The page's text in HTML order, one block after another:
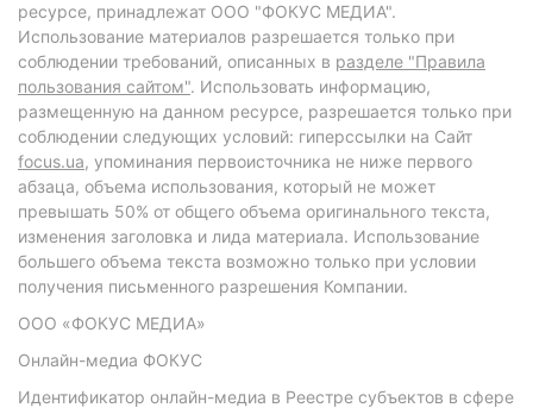
ресурсе, принадлежат ООО "ФОКУС МЕДИА".
Использование материалов разрешается только при
соблюдении требований, описанных в разделе "Правила
пользования сайтом". Использовать информацию,
размещенную на данном ресурсе, разрешается только при
соблюдении следующих условий: гиперссылки на Сайт
focus.ua, упоминания первоисточника не ниже первого
абзаца, объема использования, который не может
превышать 50% от общего объема оригинального текста,
изменения заголовка и лида материала. Использование
большего объема текста возможно только при условии
получения письменного разрешения Компании.
ООО «ФОКУС МЕДИА»
Онлайн-медиа ФОКУС
Идентификатор онлайн-медиа в Реестре субъектов в сфере